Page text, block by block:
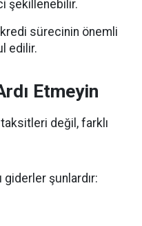
şekillenebilir.
sürecinin önemli
edilir.
Etmeyin
taksitleri değil, farklı
giderler şunlardır: